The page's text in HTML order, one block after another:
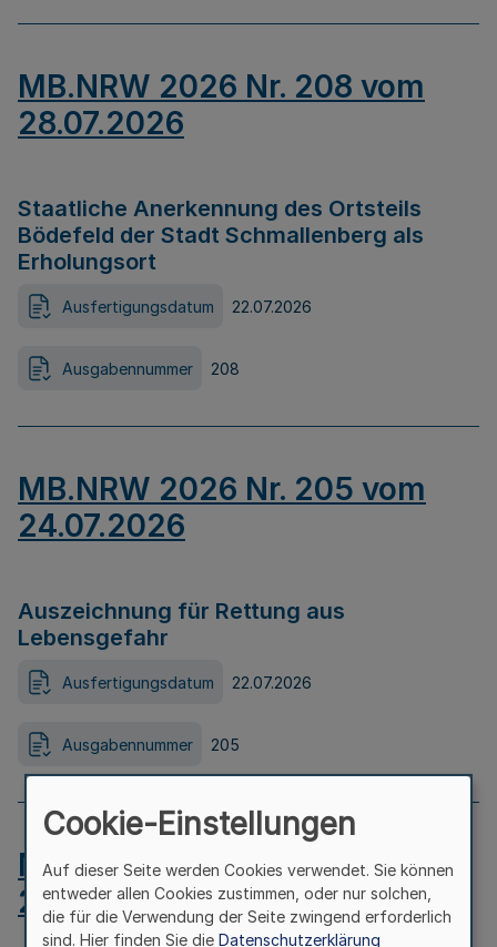
MB.NRW 2026 Nr. 208 vom
28.07.2026
Staatliche Anerkennung des Ortsteils
Bödefeld der Stadt Schmallenberg als
Erholungsort
Ausfertigungsdatum 22.07.2026
Ausgabennummer 208
MB.NRW 2026 Nr. 205 vom
24.07.2026
Auszeichnung für Rettung aus
Lebensgefahr
Ausfertigungsdatum 22.07.2026
Ausgabennummer 205
MB.NRW 2026 Nr. 204 vom
24.07.2026
Cookie-Einstellungen
Auf dieser Seite werden Cookies verwendet. Sie können
entweder allen Cookies zustimmen, oder nur solchen,
die für die Verwendung der Seite zwingend erforderlich
sind. Hier finden Sie die Datenschutzerklärung